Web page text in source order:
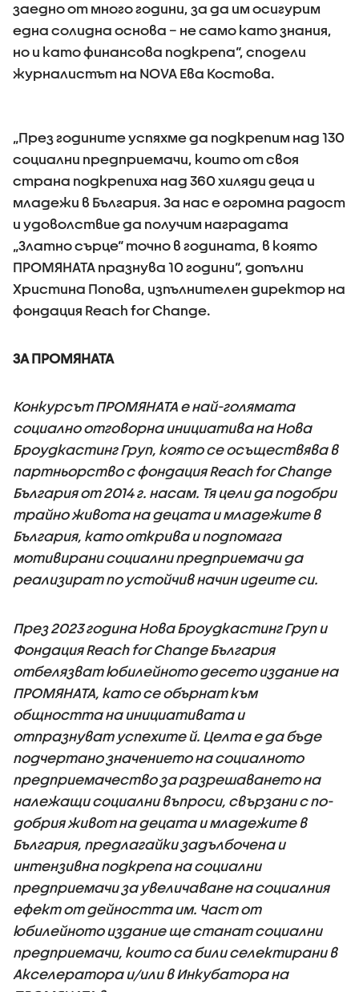
заедно от много години, за да им осигурим
една солидна основа – не само като знания,
но и като финансова подкрепа“, сподели
журналистът на NOVA Ева Костова.
„През годините успяхме да подкрепим над 130
социални предприемачи, които от своя
страна подкрепиха над 360 хиляди деца и
младежи в България. За нас е огромна радост
и удоволствие да получим наградата
„Златно сърце“ точно в годината, в която
ПРОМЯНАТА празнува 10 години“, допълни
Христина Попова, изпълнителен директор на
фондация Reach for Change.
ЗА ПРОМЯНАТА
Конкурсът ПРОМЯНАТА е най-голямата
социално отговорна инициатива на Нова
Броудкастинг Груп, която се осъществява в
партньорство с фондация Reach for Change
България от 2014 г. насам. Тя цели да подобри
трайно живота на децата и младежите в
България, като открива и подпомага
мотивирани социални предприемачи да
реализират по устойчив начин идеите си.
През 2023 година Нова Броудкастинг Груп и
Фондация Reach for Change България
отбелязват юбилейното десето издание на
ПРОМЯНАТА, като се обърнат към
общността на инициативата и
отпразнуват успехите й. Целта е да бъде
подчертано значението на социалното
предприемачество за разрешаването на
належащи социални въпроси, свързани с по-
добрия живот на децата и младежите в
България, предлагайки задълбочена и
интензивна подкрепа на социални
предприемачи за увеличаване на социалния
ефект от дейността им. Част от
юбилейното издание ще станат социални
предприемачи, които са били селектирани в
Акселератора и/или в Инкубатора на